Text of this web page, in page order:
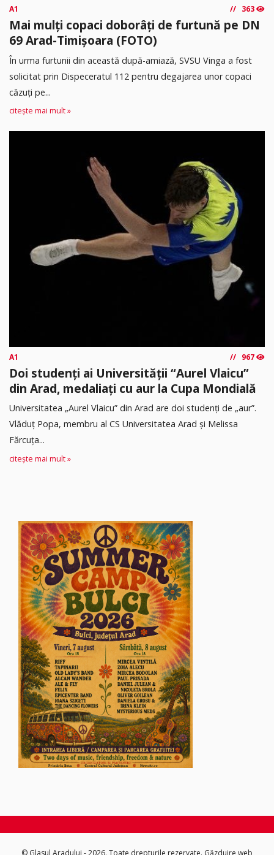
A1 363
Mai mulți copaci doborâți de furtună pe DN
69 Arad-Timișoara (FOTO)
În urma furtunii din această după-amiază, SVSU Vinga a fost
solicitat prin Dispeceratul 112 pentru degajarea unor copaci
căzuți pe...
citește mai mult »
A1 967
Doi studenți ai Universității “Aurel Vlaicu”
din Arad, medaliați cu aur la Cupa Mondială
Universitatea „Aurel Vlaicu” din Arad are doi studenți de „aur”.
Vlăduț Popa, membru al CS Universitatea Arad și Melissa
Fărcuța...
citește mai mult »
© Glasul Aradului - 2026. Toate drepturile rezervate. Găzduire web